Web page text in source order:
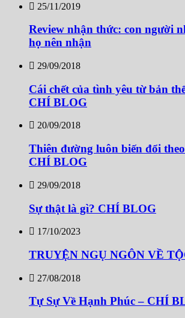
25/11/2019
Review nhận thức: con người
họ nên nhận
29/09/2018
Cái chết của tình yêu từ bản
CHÍ BLOG
20/09/2018
Thiên đường luôn biến đổi
CHÍ BLOG
29/09/2018
Sự thật là gì? CHÍ BLOG
17/10/2023
TRUYỆN NGỤ NGÔN VỀ
27/08/2018
Tự Sự Về Hạnh Phúc – CHÍ